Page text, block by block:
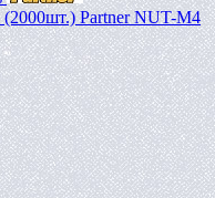
(2000шт.) Partner NUT-M4